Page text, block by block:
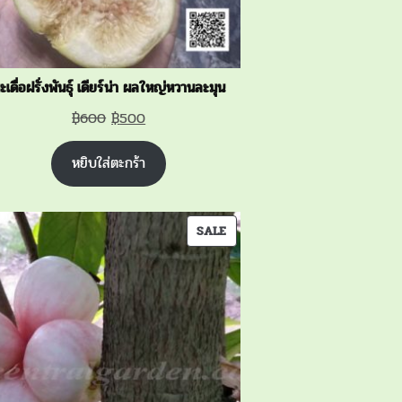
เดื่อฝรั่งพันธุ์ เดียร์น่า ผลใหญ่หวานละมุน
฿600 Original
price
was:
฿600.
฿500Current
price
is:
฿500.
หยิบใส่ตะกร้า
SALEPRODUCT
ON
SALE